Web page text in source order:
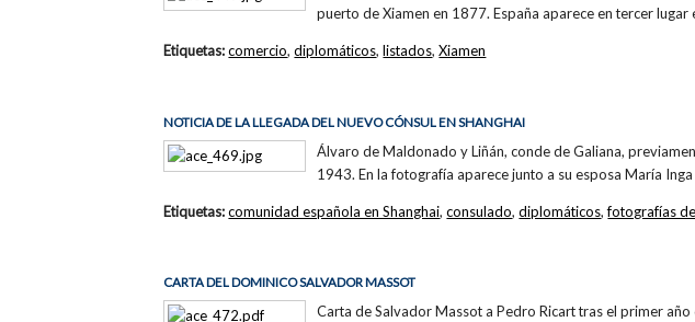
puerto de Xiamen en 1877. España aparece en tercer
Etiquetas:comercio,diplomáticos,listados,Xiamen
NOTICIA DE LA LLEGADA DEL NUEVO CÓNSUL EN SHANGHAI
Álvaro de Maldonado y Liñán, conde de Galiana,
1943. En la fotografía aparece junto a su esposa María
Etiquetas:comunidad española en Shanghai,consulado,diplomáticos,fotografías
CARTA DEL DOMINICO SALVADOR MASSOT
Carta de Salvador Massot a Pedro Ricart tras el primer